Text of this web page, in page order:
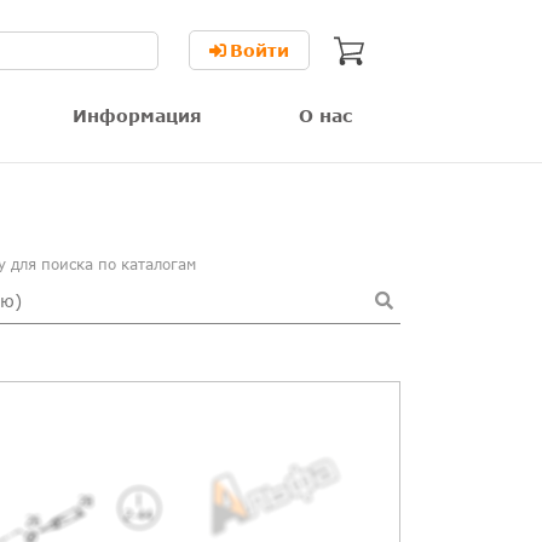
Войти
Информация О нас
для поиска по каталогам